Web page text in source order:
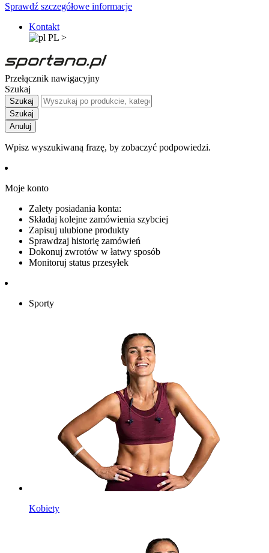
Sprawdź szczegółowe informacje
Kontakt
PL >
Przełącznik nawigacyjny
Szukaj
Szukaj
Szukaj
Anuluj
Wpisz wyszukiwaną frazę, by zobaczyć podpowiedzi.
Moje konto
Zalety posiadania konta:
Składaj kolejne zamówienia szybciej
Zapisuj ulubione produkty
Sprawdzaj historię zamówień
Dokonuj zwrotów w łatwy sposób
Monitoruj status przesyłek
Sporty
Kobiety